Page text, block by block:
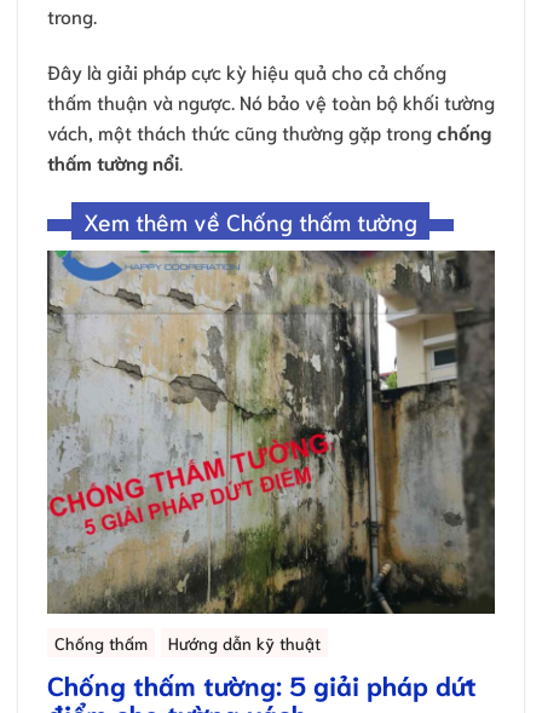
trong.
Đây là giải pháp cực kỳ hiệu quả cho cả chống
thấm thuận và ngược. Nó bảo vệ toàn bộ khối tường
vách, một thách thức cũng thường gặp trongchống
thấm tường nổi
Xem thêm về Chống thấm tường
Chống thấm Hướng dẫn kỹ thuật
Chống thấm tường: 5 giải pháp dứt